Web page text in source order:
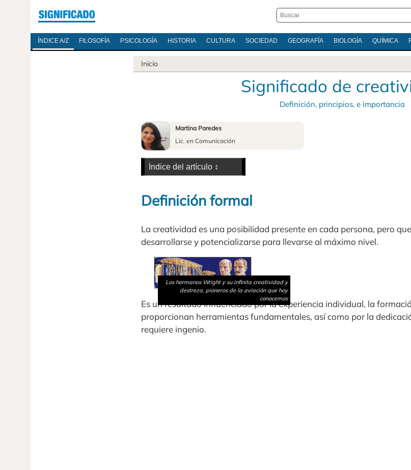
ÍNDICE A/Z FILOSOFÍA PSICOLOGÍA HISTORIA CULTURA SOCIEDAD GEOGRAFÍA BIOLOGÍA QUÍMICA
Inicio
Significado de
Definición, principios, e importancia
Martina Paredes
Lic. en Comunicación
Definición formal
La creatividad es una posibilidad presente en cada persona, pero
desarrollarse y potencializarse para llevarse al máximo nivel.
Los hermanos Wright y su infinita creatividad y
destreza, pioneros de la aviación que hoy
conocemos
Es un resultado influenciado por la experiencia individual, la
proporcionan herramientas fundamentales, así como por la
requiere ingenio.